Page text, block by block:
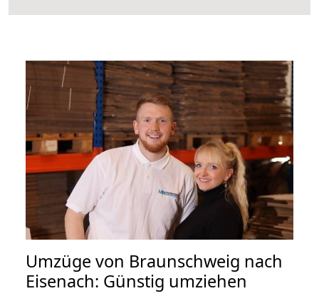
Umzüge von Braunschweig nach
Eisenach: Günstig umziehen